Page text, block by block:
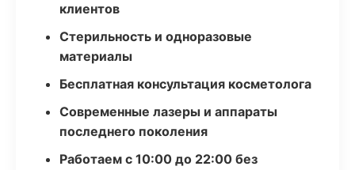
клиентов
Стерильность и одноразовые
материалы
Бесплатная консультация косметолога
Современные лазеры и аппараты
последнего поколения
Работаем с 10:00 до 22:00 без